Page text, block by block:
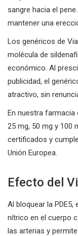
sangre hacia el
mantener una
Los genéricos de
molécula de
económico. Al
publicidad, el
atractivo, sin
En nuestra
25 mg, 50 mg y 100
certificados y
Unión Europea.
Efecto del
Al bloquear la
nítrico en el cuerpo
las arterias y